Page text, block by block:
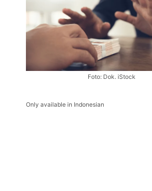
Foto: Dok. iStock
Only available in Indonesian